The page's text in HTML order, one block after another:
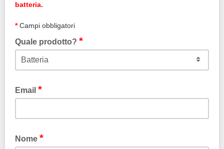
batteria.
*Campi obbligatori
Quale prodotto? *
Email *
Nome *